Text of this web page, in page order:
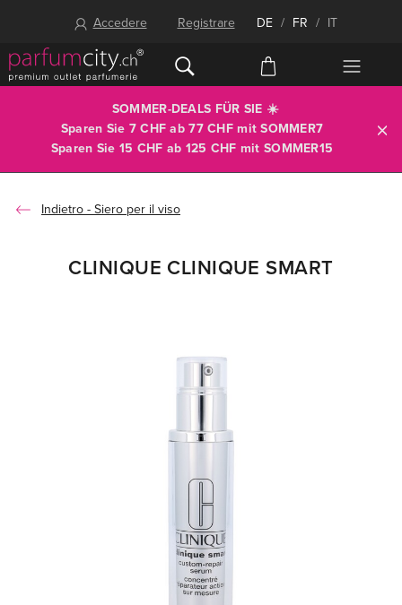
Accedere Registrare DE / FR / IT
SOMMER-DEALS FÜR SIE ☀️
Sparen Sie 7 CHF ab 77 CHF mitSOMMER7
Sparen Sie 15 CHF ab 125 CHF mit SOMMER15
Siero per il viso
CLINIQUE CLINIQUE SMART